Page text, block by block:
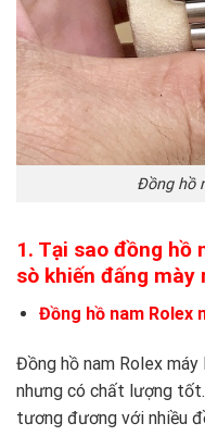
Đồng hồ
1. Tại sao đồng hồ
sò khiến đấng mày
Đồng hồ nam Rolex
Đồng hồ nam Rolex máy
nhưng có chất lượng
tương đương với nhiều